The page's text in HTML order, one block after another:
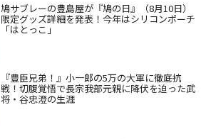
鳩サブレーの豊島屋が『鳩の日』（8月10日）
限定グッズ詳細を発表！今年はシリコンポーチ
「はとっこ」
『豊臣兄弟！』小一郎の5万の大軍に徹底抗
戦！切腹覚悟で長宗我部元親に降伏を迫った武
将・谷忠澄の生涯